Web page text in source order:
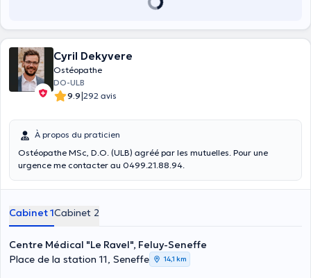
Cyril Dekyvere
Ostéopathe
DO-ULB
9.9|292 avis
À propos du praticien
Ostéopathe MSc, D.O. (ULB) agréé par les mutuelles. Pour une
urgence me contacter au 0499.21.88.94.
Cabinet 1Cabinet 2
Centre Médical "Le Ravel", Feluy-Seneffe
Place de la station 11, Seneffe
14,1 km